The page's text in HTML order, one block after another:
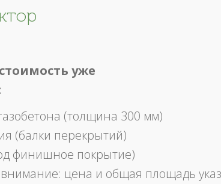
уже
(толщина 300 мм)
(балки перекрытий)
финишное покрытие)
цена и общая площадь